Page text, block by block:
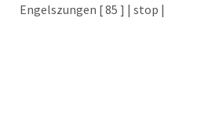
Engels­zun­gen [ 85 ] | stop |